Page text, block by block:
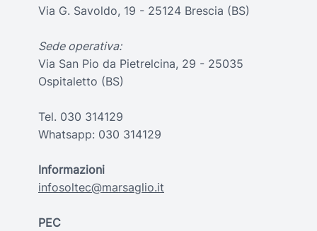
Via G. Savoldo, 19 - 25124 Brescia (BS)
Sede operativa:
Via San Pio da Pietrelcina, 29 - 25035
Ospitaletto (BS)
Tel. 030 314129
Whatsapp: 030 314129
Informazioni
infosoltec@marsaglio.it
PEC